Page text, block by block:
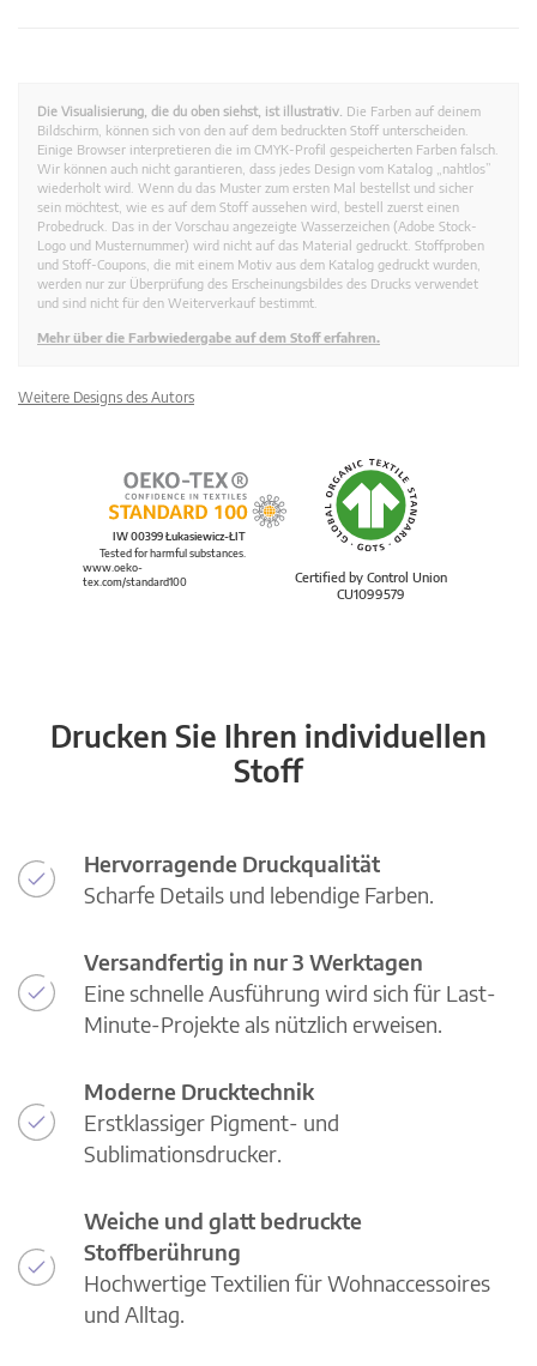
Die Visualisierung, die du oben siehst, ist illustrativ. Die Farben auf deinem
Bildschirm, können sich von den auf dem bedruckten Stoff unterscheiden.
Einige Browser interpretieren die im CMYK-Profil gespeicherten Farben falsch.
Wir können auch nicht garantieren, dass jedes Design vom Katalog „nahtlos”
wiederholt wird. Wenn du das Muster zum ersten Mal bestellst und sicher
sein möchtest, wie es auf dem Stoff aussehen wird, bestell zuerst einen
Probedruck. Das in der Vorschau angezeigte Wasserzeichen (Adobe Stock-
Logo und Musternummer) wird nicht auf das Material gedruckt. Stoffproben
und Stoff-Coupons, die mit einem Motiv aus dem Katalog gedruckt wurden,
werden nur zur Überprüfung des Erscheinungsbildes des Drucks verwendet
und sind nicht für den Weiterverkauf bestimmt.
Mehr über die Farbwiedergabe auf dem Stoff erfahren.
Weitere Designs des Autors
Certified by Control Union
CU1099579
IW 00399 Łukasiewicz-ŁIT
Tested for harmful substances.
www.oeko-
tex.com/standard100
Drucken Sie Ihren individuellen
Stoff
Hervorragende Druckqualität
Scharfe Details und lebendige Farben.
Versandfertig in nur 3 Werktagen
Eine schnelle Ausführung wird sich für Last-
Minute-Projekte als nützlich erweisen.
Moderne Drucktechnik
Erstklassiger Pigment- und
Sublimationsdrucker.
Weiche und glatt bedruckte
Stoffberührung
Hochwertige Textilien für Wohnaccessoires
und Alltag.